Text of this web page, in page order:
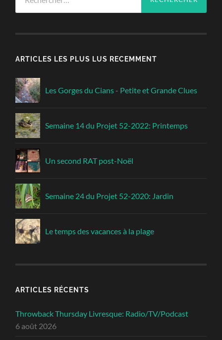
ARTICLES LES PLUS LUS RECEMMENT
Les Gorges du Cians - Petite et Grande Clues
Semaine 14 du Projet 52-2022: Printemps
Un second RAT post-Noël
Semaine 24 du Projet 52-2020: Jardin
Le temps des vacances à la plage
ARTICLES RÉCENTS
Throwback Thursday Livresque: Radio/TV/Podcast
6 août 2026